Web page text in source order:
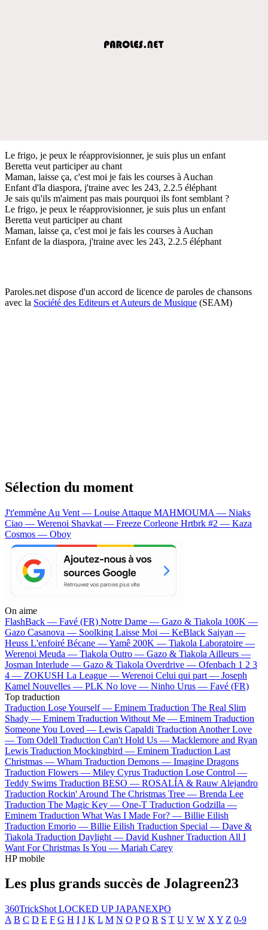
Le frigo, je peux le réapprovisionner, je suis plus un enfant
Beretta veut participer au chant
Maman, laisse ça, c'est moi je fais les courses à Auchan
Enfant d'la diaspora, j'traine avec les 243, 2.2.5 éléphant
Je sais qu'ils m'aiment pas mais pourquoi ils font semblant ?
Le frigo, je peux le réapprovisionner, je suis plus un enfant
Beretta veut participer au chant
Maman, laisse ça, c'est moi je fais les courses à Auchan
Enfant de la diaspora, j'traine avec les 243, 2.2.5 éléphant
Paroles.net dispose d'un accord de licence de paroles de chansons
avec la Société des Editeurs et Auteurs de Musique (SEAM)
Sélection du moment
J't'emmène Au Vent — Louise Attaque MAHMOUMA — Niaks
Ciao — Werenoi Shavkat — Freeze Corleone Hrtbrk #2 — Kaza
Cosmos — Oboy
On aime
FlashBack — Favé (FR) Notre Dame — Gazo & Tiakola 100K —
Gazo Casanova — Soolking Laisse Moi — KeBlack Saiyan —
Heuss L'enfoiré Bécane —Yamê 200K — Tiakola Laboratoire —
Werenoi Meuda — Tiakola Outro — Gazo & Tiakola Ailleurs —
Josman Interlude — Gazo & Tiakola Overdrive — Ofenbach 1 2 3
4 — ZOKUSH La League — Werenoi Celui qui part — Joseph
Kamel Nouvelles — PLK No love — Ninho Urus — Favé (FR)
Top traduction
Traduction Lose Yourself — Eminem Traduction The Real Slim
Shady — Eminem Traduction Without Me — Eminem Traduction
Someone You Loved — Lewis Capaldi Traduction Another Love
— Tom Odell Traduction Can't Hold Us — Macklemore and Ryan
Lewis Traduction Mockingbird — Eminem Traduction Last
Christmas — Wham Traduction Demons — Imagine Dragons
Traduction Flowers — Miley Cyrus Traduction Lose Control —
Teddy Swims Traduction BESO — ROSALÍA & Rauw Alejandro
Traduction Rockin' Around The Christmas Tree — Brenda Lee
Traduction The Magic Key — One-T Traduction Godzilla —
Eminem Traduction What Was I Made For? — Billie Eilish
Traduction Emorio — Billie Eilish Traduction Special — Dave &
Tiakola Traduction Daylight — David Kushner Traduction All I
Want For Christmas Is You — Mariah Carey
HP mobile
Les plus grands succès de Jolagreen23
360TrickShot LOCKED UPJAPANEXPO
A B C D E F G H I J K L M N O P Q R S T U V W X Y Z 0-9